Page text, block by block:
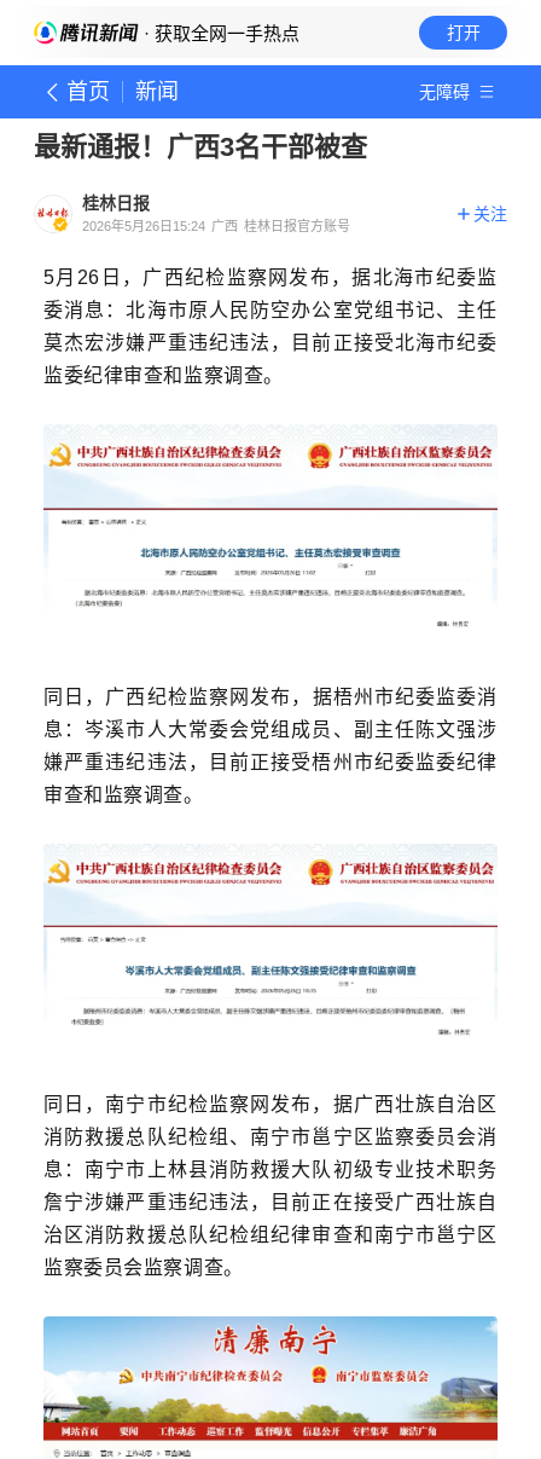
· 获取全网一手热点 打开
首页 新闻 无障碍
最新通报！广西3名干部被查
桂林日报
2026年5月26日15:24 广西 桂林日报官方账号
关注
5月26日，广西纪检监察网发布，据北海市纪委监
委消息：北海市原人民防空办公室党组书记、主任
莫杰宏涉嫌严重违纪违法，目前正接受北海市纪委
监委纪律审查和监察调查。
同日，广西纪检监察网发布， 据梧州市纪委监委消
息：岑溪市人大常委会党组成员、副主任陈文强涉
嫌严重违纪违法，目前正接受梧州市纪委监委纪律
审查和监察调查。
同日，南宁市纪检监察网发布，据广西壮族自治区
消防救援总队纪检组、南宁市邕宁区监察委员会消
息：南宁市上林县消防救援大队初级专业技术职务
詹宁涉嫌严重违纪违法，目前正在接受广西壮族自
治区消防救援总队纪检组纪律审查和南宁市邕宁区
监察委员会监察调查。